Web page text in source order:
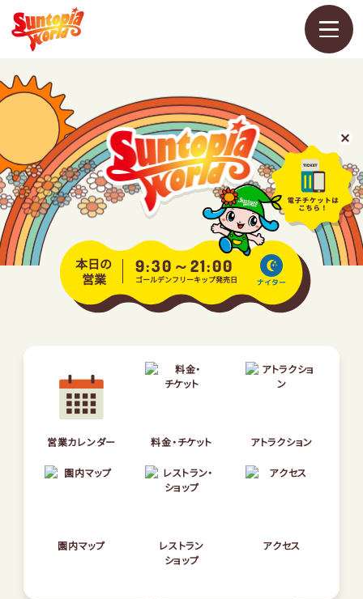
開
く
営業カレンダー アトラクション
レストラン
ショップ
アクセス
サントピアワールドとは
本日の
営業
9:30～21:00
ゴールデンフリーキップ発売日 ナイター
営業カレンダー 料金・チケット アトラクション
園内マップ
レストラン
ショップ
アクセス